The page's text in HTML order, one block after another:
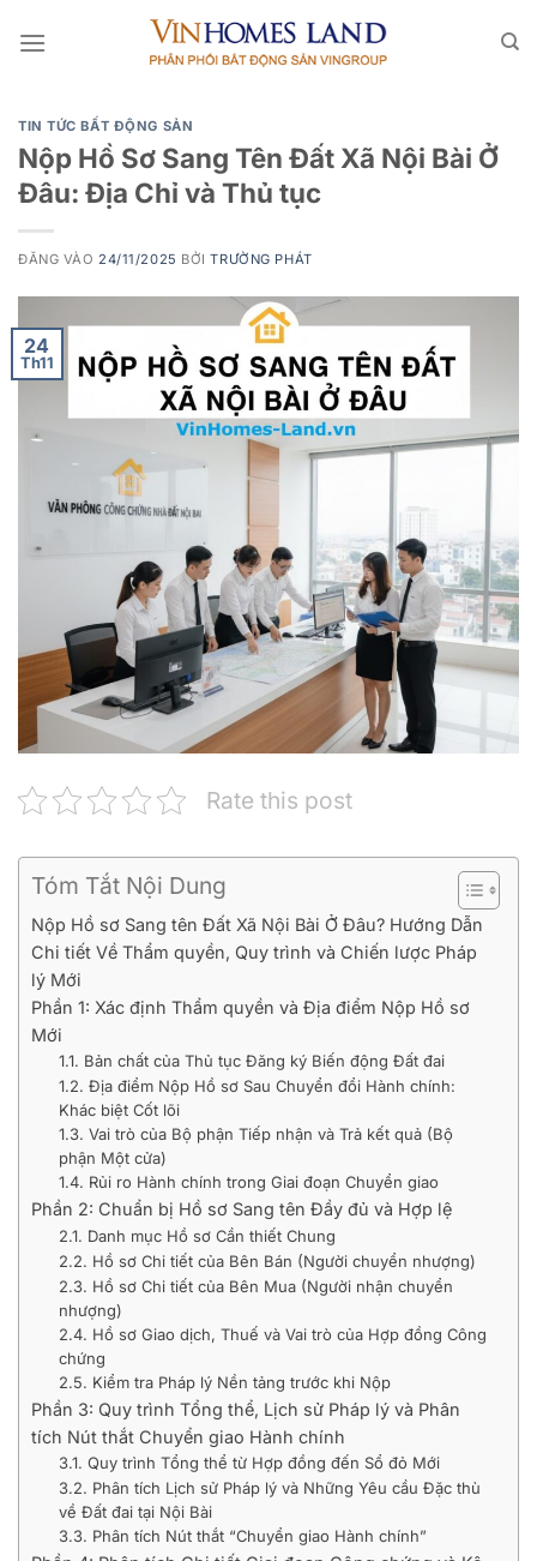
qua
TIN TỨC BẤT ĐỘNG SẢN
Nộp Hồ Sơ Sang Tên Đất Xã Nội Bài Ở
Đâu: Địa Chỉ và Thủ tục
ĐĂNG VÀO 24/11/2025 BỞITRƯỜNG PHÁT
24
Th11
Rate this post
Tóm Tắt Nội Dung
Nộp Hồ sơ Sang tên Đất Xã Nội Bài Ở Đâu? Hướng Dẫn
Chi tiết Về Thẩm quyền, Quy trình và Chiến lược Pháp
lý Mới
Phần 1: Xác định Thẩm quyền và Địa điểm Nộp Hồ sơ
Mới
1.1. Bản chất của Thủ tục Đăng ký Biến động Đất đai
1.2. Địa điểm Nộp Hồ sơ Sau Chuyển đổi Hành chính:
Khác biệt Cốt lõi
1.3. Vai trò của Bộ phận Tiếp nhận và Trả kết quả (Bộ
phận Một cửa)
1.4. Rủi ro Hành chính trong Giai đoạn Chuyển giao
Phần 2: Chuẩn bị Hồ sơ Sang tên Đầy đủ và Hợp lệ
2.1. Danh mục Hồ sơ Cần thiết Chung
2.2. Hồ sơ Chi tiết của Bên Bán (Người chuyển nhượng)
2.3. Hồ sơ Chi tiết của Bên Mua (Người nhận chuyển
nhượng)
2.4. Hồ sơ Giao dịch, Thuế và Vai trò của Hợp đồng Công
chứng
2.5. Kiểm tra Pháp lý Nền tảng trước khi Nộp
Phần 3: Quy trình Tổng thể, Lịch sử Pháp lý và Phân
tích Nút thắt Chuyển giao Hành chính
3.1. Quy trình Tổng thể từ Hợp đồng đến Sổ đỏ Mới
3.2. Phân tích Lịch sử Pháp lý và Những Yêu cầu Đặc thù
về Đất đai tại Nội Bài
3.3. Phân tích Nút thắt “Chuyển giao Hành chính”